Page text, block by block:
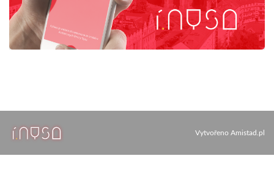
Vytvořeno Amistad.pl